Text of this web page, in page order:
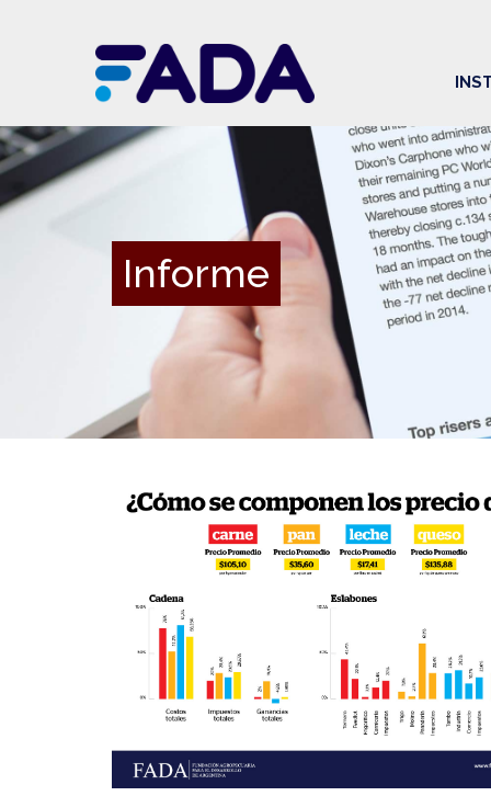
Informe